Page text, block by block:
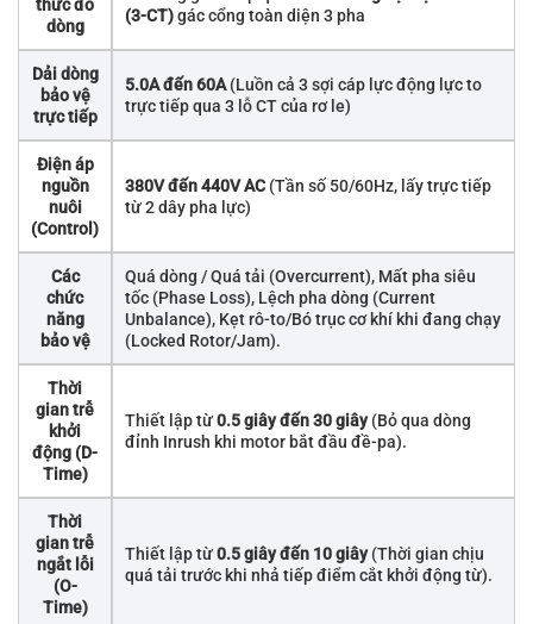
thức đo
dòng
(3-CT)gác cổng toàn diện 3 pha
Dải dòng
bảo vệ
trực tiếp
5.0A đến 60A(Luồn cả 3 sợi cáp lực động lực to
trực tiếp qua 3 lỗ CT của rơ le)
Điện áp
nguồn
nuôi
(Control)
380V đến 440V AC (Tần số 50/60Hz, lấy trực tiếp
từ 2 dây pha lực)
Các
chức
năng
bảo vệ
Quá dòng / Quá tải (Overcurrent), Mất pha siêu
tốc (Phase Loss), Lệch pha dòng (Current
Unbalance), Kẹt rô-to/Bó trục cơ khí khi đang chạy
(Locked Rotor/Jam).
Thời
gian trễ
khởi
động (D-
Time)
Thiết lập từ0.5 giây đến 30 giây(Bỏ qua dòng
đỉnh Inrush khi motor bắt đầu đề-pa).
Thời
gian trễ
ngắt lỗi
(O-
Time)
Thiết lập từ0.5 giây đến 10 giây(Thời gian chịu
quá tải trước khi nhả tiếp điểm cắt khởi động từ).